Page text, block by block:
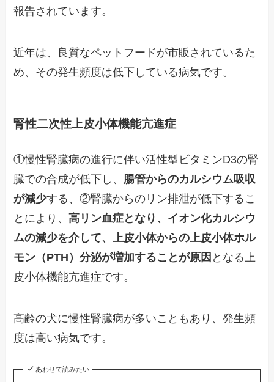
報告されています。
近年は、良質なペットフードが市販されているた
め、その発生頻度は低下している病気です。
腎性二次性上皮小体機能亢進症
①慢性腎臓病の進行に伴い活性型ビタミンD3の腎
臓での合成が低下し、 腸管からのカルシウム吸収
が減少する、②腎臓からのリン排泄が低下するこ
とにより、高リン血症となり、イオン化カルシウ
ムの減少を介して、上皮小体からの上皮小体ホル
モン（PTH）分泌が増加することが原因 となる上
皮小体機能亢進症です。
高齢の犬に慢性腎臓病が多いこともあり、発生頻
度は高い病気です。
あわせて読みたい